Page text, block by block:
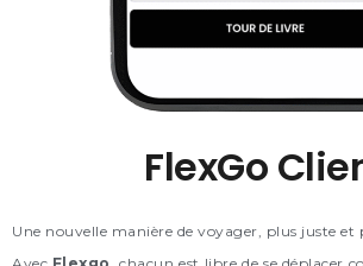
FlexGo
Une nouvelle manière de voyager, plus juste et